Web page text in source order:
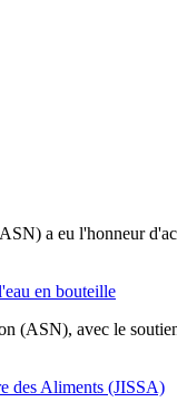
a eu l'honneur
en bouteille
(ASN), avec le
des Aliments (JISSA)